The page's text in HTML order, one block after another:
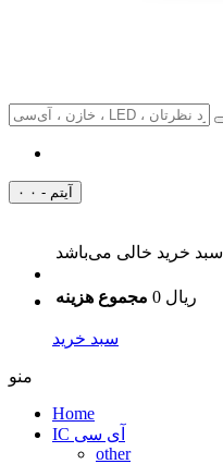
۰ آیتم - ۰
سبد خرید خالی می‌باشد
مجموع هزینه 0 ریال
سبد خرید
منو
Home
IC آی سی
other